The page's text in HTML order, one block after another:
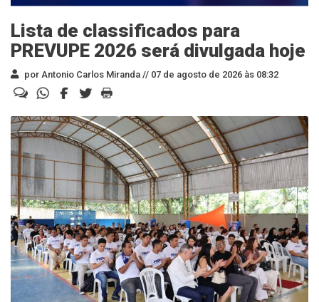
Lista de classificados para
PREVUPE 2026 será divulgada hoje
por Antonio Carlos Miranda // 07 de agosto de 2026 às 08:32